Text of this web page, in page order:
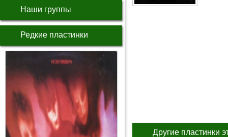
Наши группы
Редкие пластинки
Другие пластинки